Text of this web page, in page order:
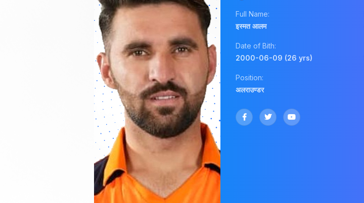
Full Name:
इस्मत आलम
Date of Bith:
2000-06-09 (26 yrs)
Position:
अलराउण्डर